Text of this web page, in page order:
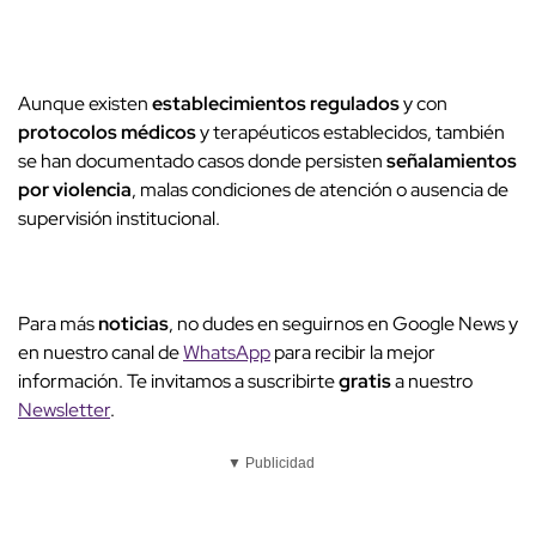
Aunque existenestablecimientos reguladosy con
protocolos médicosy terapéuticos establecidos, también
se han documentado casos donde persistenseñalamientos
por violencia, malas condiciones de atención o ausencia de
supervisión institucional.
Para másnoticias, no dudes en seguirnos en Google News y
en nuestro canal deWhatsApppara recibir la mejor
información. Te invitamos a suscribirtegratisa nuestro
Newsletter.
▼ Publicidad